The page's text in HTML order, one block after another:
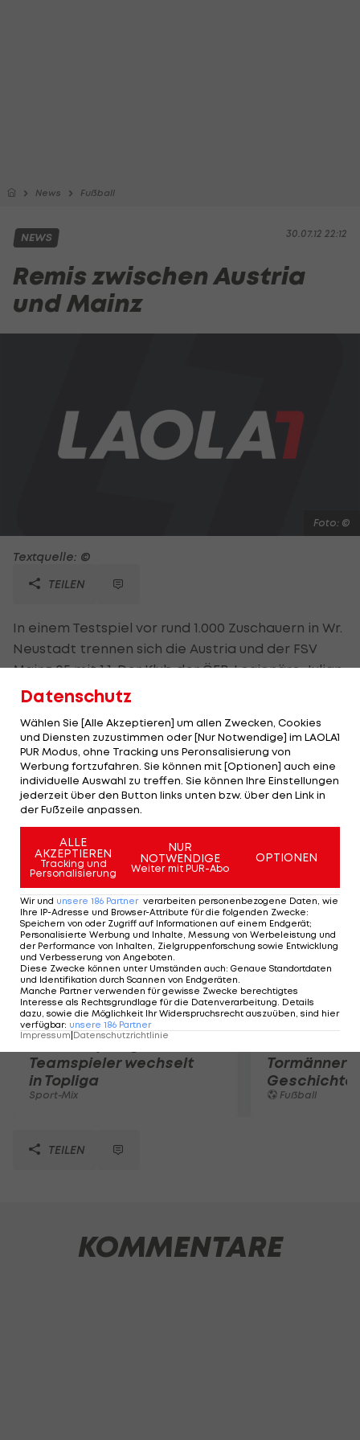
News Fußball
30.07.12 22:12
NEWS
Remis zwischen Austria
und Mainz
Foto: ©
Textquelle: ©
TEILEN
In einem Testspiel vor rund 1.000 Zuschauern in Wr.
Neustadt trennen sich die Austria und der FSV
Mainz 05 mit 1:1. Der Klub der ÖFB-Legionäre Julian
Baumgartlinger und Andreas Ivanschitz absolviert
Letzterer sorgt in der 41. Minute per Elfmeter
auch für die Führung der Gäste. Die Austria
präsentiert sich stark und kommt in Minute 49
durch einen satten Schuss aus der zweiten Reihe
von Roman Kienast zum Ausgleich.
Mehr zum Thema
Karrieresprung! ÖVV-
Teamspieler wechselt
in Topliga
Sport-Mix
Tormänner
Geschichte
Fußball
TEILEN
KOMMENTARE
Datenschutz
Wählen Sie [Alle Akzeptieren] um allen Zwecken, Cookies
und Diensten zuzustimmen oder [Nur Notwendige] im LAOLA1
PUR Modus, ohne Tracking uns Peronsalisierung von
Werbung fortzufahren. Sie können mit [Optionen] auch eine
individuelle Auswahl zu treffen. Sie können Ihre Einstellungen
jederzeit über den Button links unten bzw. über den Link in
der Fußzeile anpassen.
ALLE
AKZEPTIEREN
Tracking und
Personalisierung
NUR
NOTWENDIGE
Weiter mit PUR-Abo
OPTIONEN
Wir und unsere 186 Partner verarbeiten personenbezogene Daten, wie
Ihre IP-Adresse und Browser-Attribute für die folgenden Zwecke:
Speichern von oder Zugriff auf Informationen auf einem Endgerät;
Personalisierte Werbung und Inhalte, Messung von Werbeleistung und
der Performance von Inhalten, Zielgruppenforschung sowie Entwicklung
und Verbesserung von Angeboten.
Diese Zwecke können unter Umständen auch: Genaue Standortdaten
und Identifikation durch Scannen von Endgeräten.
Manche Partner verwenden für gewisse Zwecke berechtigtes
Interesse als Rechtsgrundlage für die Datenverarbeitung. Details
dazu, sowie die Möglichkeit Ihr Widerspruchsrecht auszuüben, sind hier
verfügbar: unsere 186 Partner
Impressum Datenschutzrichtlinie